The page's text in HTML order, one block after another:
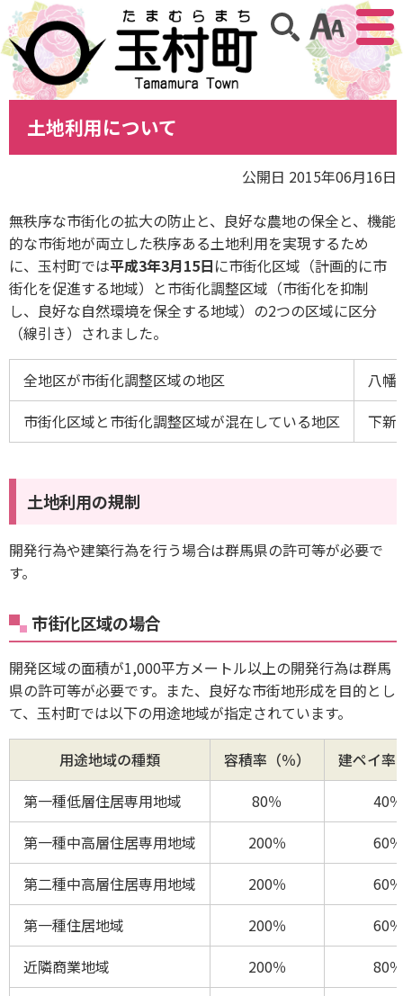
アクセ
サイト内検索
土地利用について
公開日 2015年06月16日
無秩序な市街化の拡大の防止と、良好な農地の保全と、機能
的な市街地が両立した秩序ある土地利用を実現するため
に、玉村町では平成3年3月15日に市街化区域（計画的に市
街化を促進する地域）と市街化調整区域（市街化を抑制
し、良好な自然環境を保全する地域）の2つの区域に区分
（線引き）されました。
全地区が市街化調整区域の地区
八幡
市街化区域と市街化調整区域が混在している地区
下新
土地利用の規制
開発行為や建築行為を行う場合は群馬県の許可等が必要で
す。
市街化区域の場合
開発区域の面積が1,000平方メートル以上の開発行為は群馬
県の許可等が必要です。また、良好な市街地形成を目的とし
て、玉村町では以下の用途地域が指定されています。
用途地域の種類 容積率（％）
建ペイ率
第一種低層住居専用地域
80％
40％
第一種中高層住居専用地域
200％
60％
第二種中高層住居専用地域
200％
60％
第一種住居地域
200％
60％
近隣商業地域
200％
80％